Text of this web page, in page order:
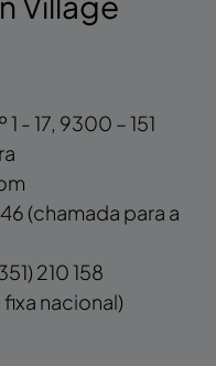
- 17, 9300 – 151
(chamada para a
210 158
nacional)